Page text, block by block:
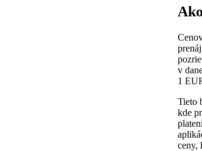
v
1
Tieto
kde
ceny,